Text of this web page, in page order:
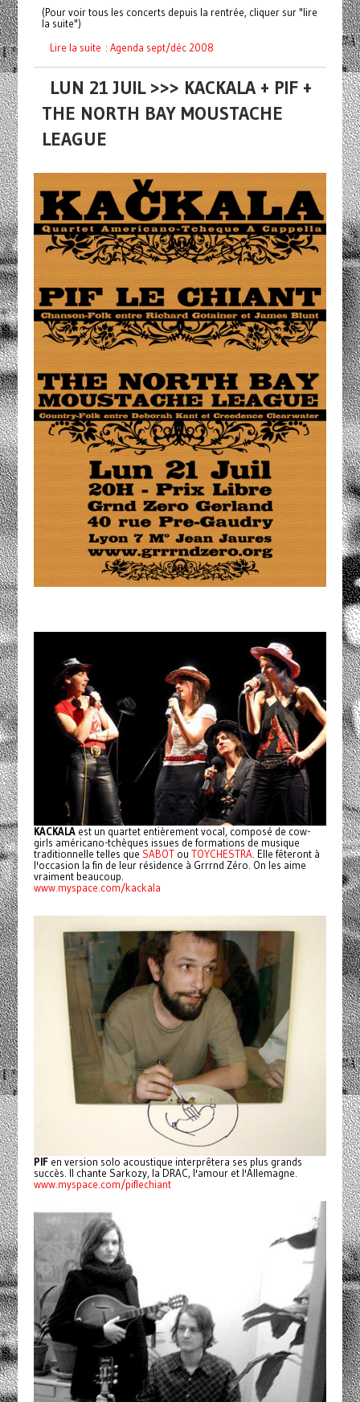
(Pour voir tous les concerts depuis la rentrée, cliquer sur "lire
la suite")
Lire la suite : Agenda sept/déc 2008
LUN 21 JUIL >>> KACKALA + PIF +
THE NORTH BAY MOUSTACHE
LEAGUE
KACKALAest un quartet entièrement vocal, composé de cow-
girls américano-tchèques issues de formations de musique
traditionnelle telles que SABOTou TOYCHESTRA . Elle fêteront à
l'occasion la fin de leur résidence à Grrrnd Zéro. On les aime
vraiment beaucoup.
www.myspace.com/kackala
PIFen version solo acoustique interprêtera ses plus grands
succès. Il chante Sarkozy, la DRAC, l'amour et l'Allemagne.
www.myspace.com/piflechiant